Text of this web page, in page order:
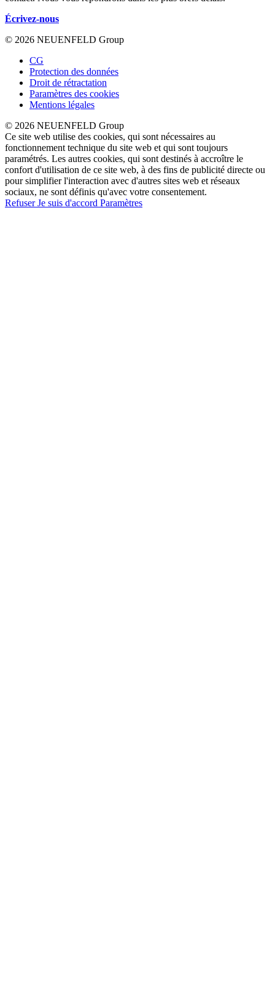
Écrivez-nous
© 2026 NEUENFELD Group
CG
Protection des données
Droit de rétractation
Paramètres des cookies
Mentions légales
© 2026 NEUENFELD Group
Ce site web utilise des cookies, qui sont nécessaires au
fonctionnement technique du site web et qui sont toujours
paramétrés. Les autres cookies, qui sont destinés à accroître le
confort d'utilisation de ce site web, à des fins de publicité directe ou
pour simplifier l'interaction avec d'autres sites web et réseaux
sociaux, ne sont définis qu'avec votre consentement.
RefuserJe suis d'accord Paramètres